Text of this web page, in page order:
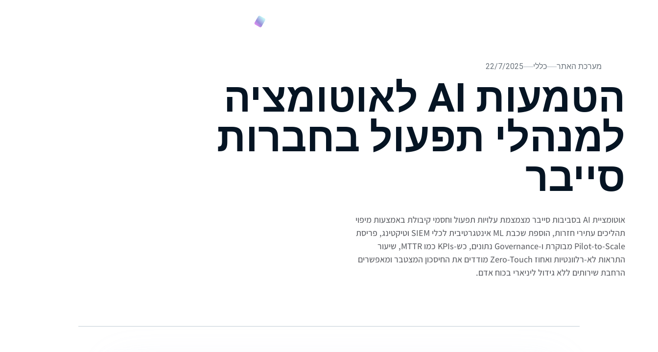
מערכת האתר כללי 22/7/2025
הטמעות AI לאוטומציה
למנהלי תפעול בחברות
סייבר
אוטומציית AI בסביבות סייבר מצמצמת עלויות תפעול וחסמי קיבולת באמצעות מיפוי
תהליכים עתירי חזרות, הוספת שכבת ML אינטגרטיבית לכלי SIEM וטיקטינג, פריסת
Pilot-to-Scale מבוקרת ו-Governance נתונים, כש-KPIs כמו MTTR, שיעור
התראות לא-רלוונטיות ואחוז Zero-Touch מודדים את החיסכון המצטבר ומאפשרים
הרחבת שירותים ללא גידול ליניארי בכוח אדם.